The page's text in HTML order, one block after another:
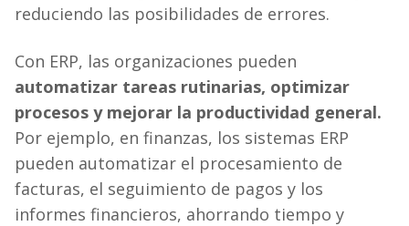
reduciendo las posibilidades de errores.
Con ERP, las organizaciones pueden
automatizar tareas rutinarias, optimizar
procesos y mejorar la productividad general.
Por ejemplo, en finanzas, los sistemas ERP
pueden automatizar el procesamiento de
facturas, el seguimiento de pagos y los
informes financieros, ahorrando tiempo y